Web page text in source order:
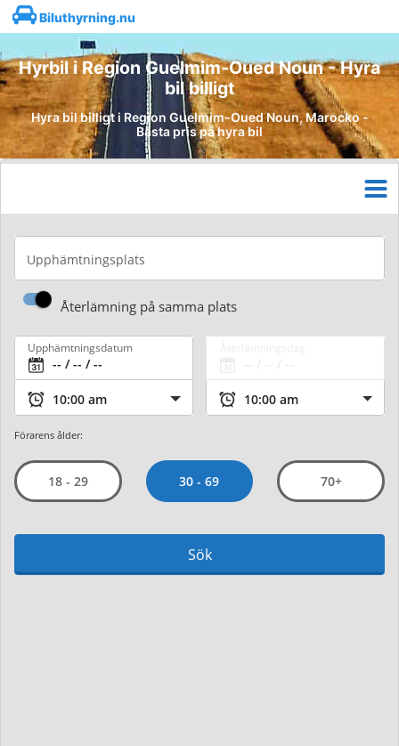
Biluthyrning.nu
Hyrbil i Region Guelmim-Oued Noun - Hyra
bil billigt
Hyra bil billigt i Region Guelmim-Oued Noun, Marocko -
Bästa pris på hyra bil
Upphämtningsplats
Återlämning på samma plats
Upphämtningsdatum
Förarens ålder:
18 - 29 30 - 69 70+
Sök